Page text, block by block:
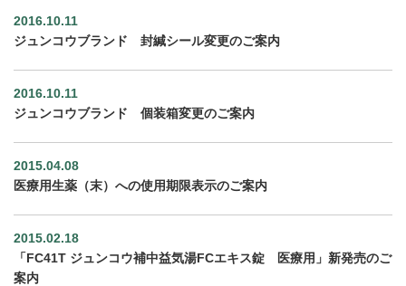
2016.10.11
ジュンコウブランド 封緘シール変更のご案内
2016.10.11
ジュンコウブランド 個装箱変更のご案内
2015.04.08
医療用生薬（末）への使用期限表示のご案内
2015.02.18
「FC41T ジュンコウ補中益気湯FCエキス錠 医療用」新発売のご
案内